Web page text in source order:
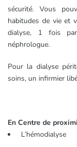
sécurité. Vous
habitudes de vie et
dialyse, 1 fois
néphrologue.
Pour la dialyse
soins, un infirmier
En Centre de
L’hémodialyse